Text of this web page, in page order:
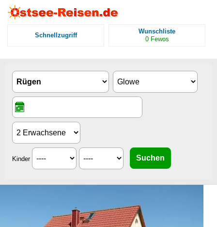
Schnellzugriff
Wunschliste
0 Fewos
Kinder